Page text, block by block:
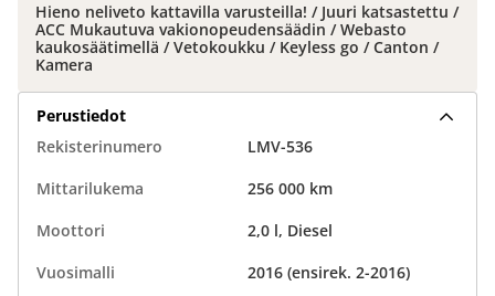
Hieno neliveto kattavilla varusteilla! / Juuri katsastettu /
ACC Mukautuva vakionopeudensäädin / Webasto
kaukosäätimellä / Vetokoukku / Keyless go / Canton /
Kamera
Perustiedot
Rekisterinumero
LMV-536
Mittarilukema
256 000 km
Moottori
2,0 l, Diesel
Vuosimalli
2016 (ensirek. 2-2016)